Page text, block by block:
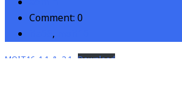
Comment: 0
,
MOIT16_1.1_&_2.1 Download